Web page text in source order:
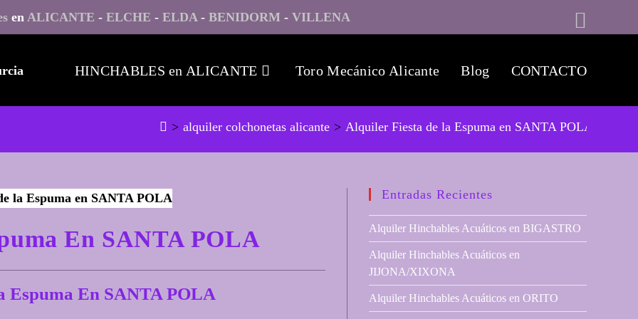
en ALICANTE - ELCHE - ELDA- BENIDORM - VILLENA
HINCHABLES en ALICANTE Toro Mecánico Alicante Blog CONTACTO
> alquiler colchonetas alicante > Alquiler Fiesta de la Espuma en SANTA POLA
En SANTA POLA
Espuma En SANTA POLA
Entradas Recientes
Alquiler Hinchables Acuáticos en BIGASTRO
Alquiler Hinchables Acuáticos en
JIJONA/XIXONA
Alquiler Hinchables Acuáticos en ORITO